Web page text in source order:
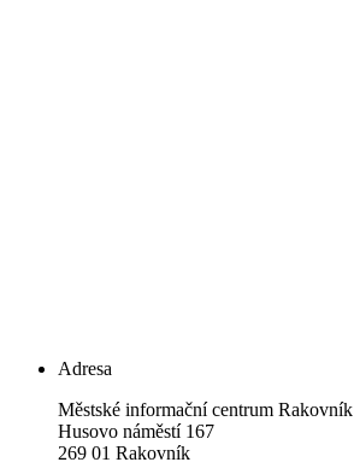
Adresa
Městské informační centrum Rakovník
Husovo náměstí 167
269 01 Rakovník